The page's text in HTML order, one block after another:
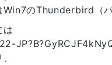
Win7のThunderbird（
は